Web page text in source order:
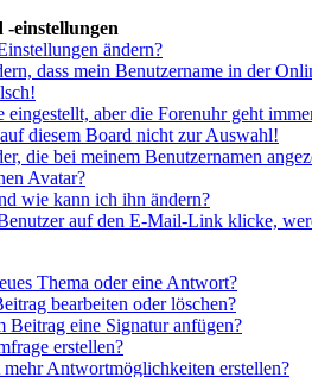
-einstellungen
ändern?
dass mein Benutzername in der
eingestellt, aber die Forenuhr geht
diesem Board nicht zur Auswahl!
die bei meinem Benutzernamen
Avatar?
wie kann ich ihn ändern?
auf den E-Mail-Link klicke,
Thema oder eine Antwort?
bearbeiten oder löschen?
Beitrag eine Signatur anfügen?
erstellen?
Antwortmöglichkeiten erstellen?